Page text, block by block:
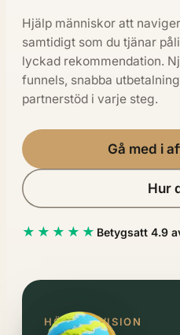
Hjälp människor att
samtidigt som du tjänar
lyckad rekommendation.
funnels, snabba
partnerstöd i varje steg.
Gå med i
Hur
★★★★★ Betygsatt 4.9
HÖG PROVISION